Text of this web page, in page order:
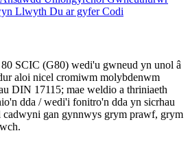
SCIC (G80) wedi'u gwneud yn unol â
aloi nicel cromiwm molybdenwm
DIN 17115; mae weldio a thriniaeth
dda / wedi'i fonitro'n dda yn sicrhau
cadwyni gan gynnwys grym prawf, grym